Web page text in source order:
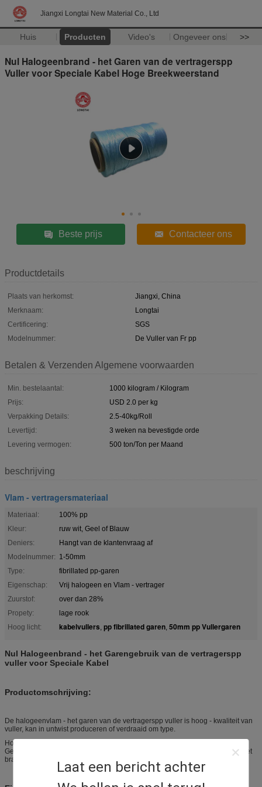
Jiangxi Longtai New Material Co., Ltd
Huis Producten Video's Ongeveer ons >>
Laat een bericht achter
Nul Halogeenbrand - het Garen van de vertragerspp
Vuller voor Speciale Kabel Hoge Breekweerstand
Beste prijs Contacteer ons
Productdetails
Plaats van herkomst:
Jiangxi, China
Merknaam:
Longtai
Certificering:
SGS
Modelnummer:
De Vuller van Fr pp
Betalen & Verzenden Algemene voorwaarden
Min. bestelaantal:
1000 kilogram / Kilogram
Prijs:
USD 2.0 per kg
Verpakking Details:
2.5-40kg/Roll
Levertijd:
3 weken na bevestigde orde
Levering vermogen:
500 ton/Ton per Maand
beschrijving
Vlam - vertragersmateriaal
Materiaal:
100% pp
Kleur:
ruw wit, Geel of Blauw
Deniers:
Hangt van de klantenvraag af
Modelnummer: 1-50mm
Type:
fibrillated pp-garen
Eigenschap:
Vrij halogeen en Vlam - vertrager
Zuurstof:
over dan 28%
Propety:
lage rook
Hoog licht:
kabelvullers, pp fibrillated garen, 50mm pp Vullergaren
Nul Halogeenbrand - het Garengebruik van de vertragerspp
vuller voor Speciale Kabel
Productomschrijving:
De halogeenvlam - het garen van de vertragerspp vuller is hoog - kwaliteit van
vuller, kan in untwist produceren of verdraaid om type.
Hoge breekweerstand over 2.5g/d, de gemiddelde Zuurstof over dan 28%.
Geen het Branden wanneer de brand wordt verwijderd. Geen het dalen na het
branden, en zeer lage rook.